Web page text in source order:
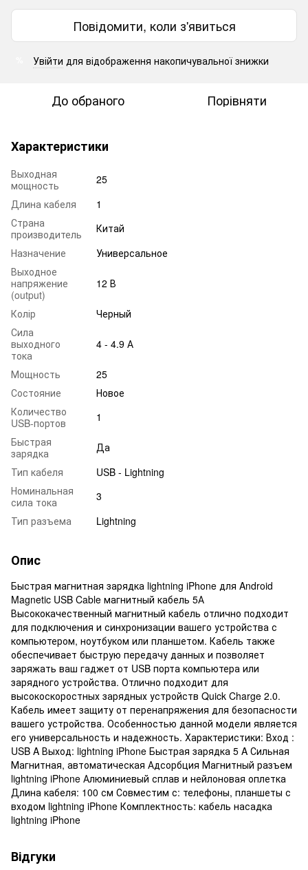
Повідомити, коли з'явиться
Увійти для відображення накопичувальної знижки
До обраного Порівняти
Характеристики
Выходная
мощность
25
Длина кабеля
1
Страна
производитель
Китай
Назначение
Универсальное
Выходное
напряжение
(output)
12 В
Колір
Черный
Сила
выходного
тока
4 - 4.9 А
Мощность
25
Состояние
Новое
Количество
USB-портов
1
Быстрая
зарядка
Да
Тип кабеля
USB - Lightning
Номинальная
сила тока
3
Тип разъема
Lightning
Опис
Быстрая магнитная зарядка lightning iPhone для Android
Magnetic USB Cable магнитный кабель 5А
Высококачественный магнитный кабель отлично подходит
для подключения и синхронизации вашего устройства с
компьютером, ноутбуком или планшетом. Кабель также
обеспечивает быструю передачу данных и позволяет
заряжать ваш гаджет от USB порта компьютера или
зарядного устройства. Отлично подходит для
высокоскоростных зарядных устройств Quick Charge 2.0.
Кабель имеет защиту от перенапряжения для безопасности
вашего устройства. Особенностью данной модели является
его универсальность и надежность. Характеристики: Вход :
USB A Выход: lightning iPhone Быстрая зарядка 5 A Сильная
Магнитная, автоматическая Адсорбция Магнитный разъем
lightning iPhone Алюминиевый сплав и нейлоновая оплетка
Длина кабеля: 100 см Совместим с: телефоны, планшеты с
входом lightning iPhone Комплектность: кабель насадка
lightning iPhone
Відгуки